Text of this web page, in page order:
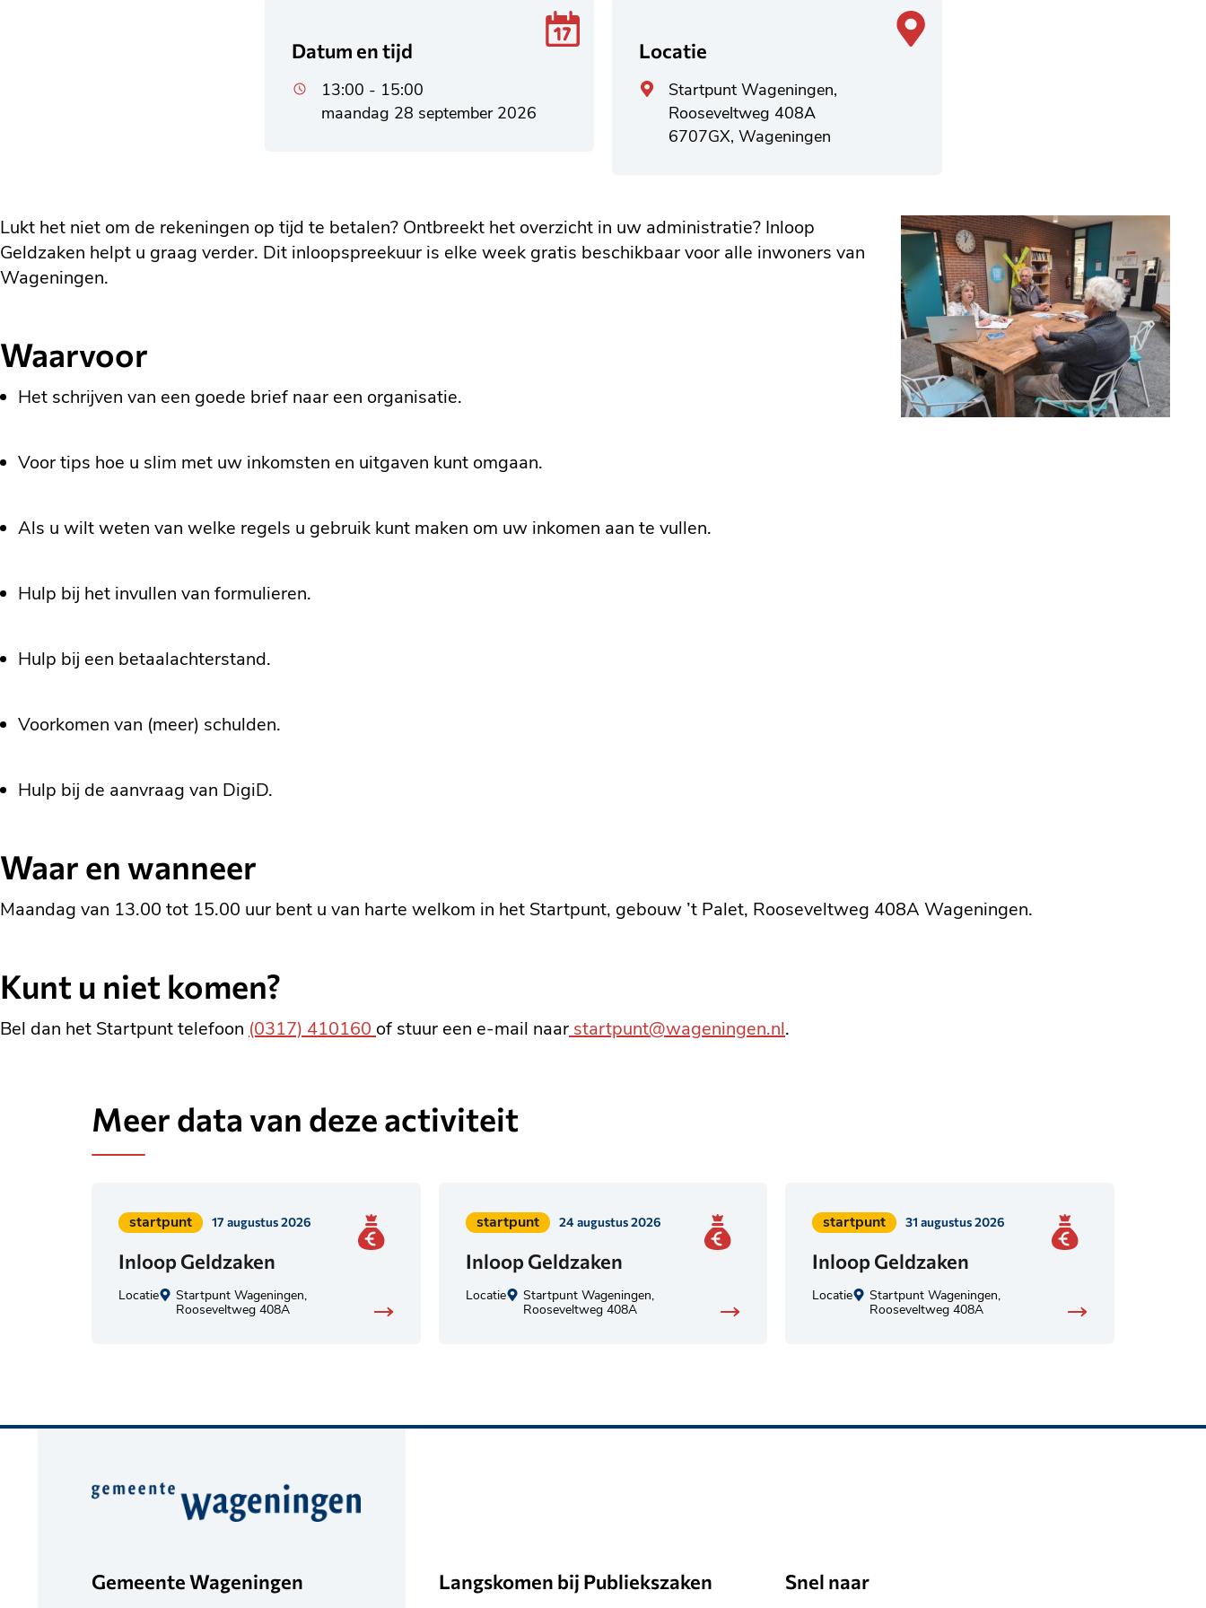
Datum en tijd
13:00 - 15:00
maandag 28 september 2026
Locatie
Algemeen
adres
Startpunt Wageningen,
Rooseveltweg 408A
6707GX, Wageningen
Lukt het niet om de rekeningen op tijd te betalen? Ontbreekt het overzicht in uw administratie? Inloop
Geldzaken helpt u graag verder. Dit inloopspreekuur is elke week gratis beschikbaar voor alle inwoners van
Wageningen.
Waarvoor
Het schrijven van een goede brief naar een organisatie.
Voor tips hoe u slim met uw inkomsten en uitgaven kunt omgaan.
Als u wilt weten van welke regels u gebruik kunt maken om uw inkomen aan te vullen.
Hulp bij het invullen van formulieren.
Hulp bij een betaalachterstand.
Voorkomen van (meer) schulden.
Hulp bij de aanvraag van DigiD.
Waar en wanneer
Maandag van 13.00 tot 15.00 uur bent u van harte welkom in het Startpunt, gebouw ’t Palet, Rooseveltweg 408A Wageningen.
Kunt u niet komen?
Bel dan het Startpunt telefoon (0317) 410160 of stuur een e-mail naar startpunt@wageningen.nl.
Meer data van deze activiteit
Inloop Geldzaken
Locatie
Startpunt Wageningen,
Rooseveltweg 408A
Geplaatst
in
categorie:
startpunt 17 augustus 2026
Inloop Geldzaken
Locatie
Startpunt Wageningen,
Rooseveltweg 408A
Geplaatst
in
categorie:
startpunt 24 augustus 2026
Inloop Geldzaken
Locatie
Startpunt Wageningen,
Rooseveltweg 408A
Geplaatst
in
categorie:
startpunt 31 augustus 2026
Belangrijke
Gemeente Wageningen Langskomen bij Publiekszaken Snel naar